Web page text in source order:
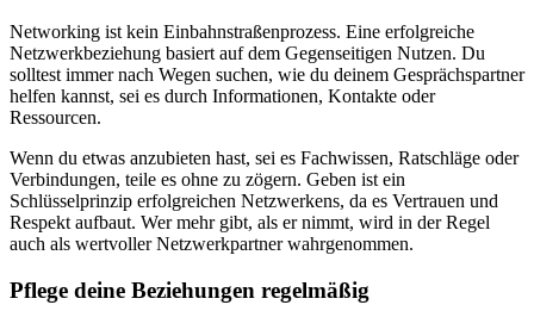
Networking ist kein Einbahnstraßenprozess. Eine erfolgreiche
Netzwerkbeziehung basiert auf dem Gegenseitigen Nutzen. Du
solltest immer nach Wegen suchen, wie du deinem Gesprächspartner
helfen kannst, sei es durch Informationen, Kontakte oder
Ressourcen.
Wenn du etwas anzubieten hast, sei es Fachwissen, Ratschläge oder
Verbindungen, teile es ohne zu zögern. Geben ist ein
Schlüsselprinzip erfolgreichen Netzwerkens, da es Vertrauen und
Respekt aufbaut. Wer mehr gibt, als er nimmt, wird in der Regel
auch als wertvoller Netzwerkpartner wahrgenommen.
Pflege deine Beziehungen regelmäßig